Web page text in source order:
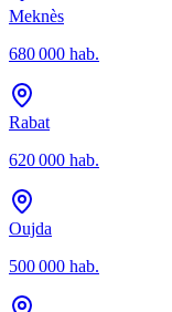
Meknès
680 000 hab.
Rabat
620 000 hab.
Oujda
500 000 hab.